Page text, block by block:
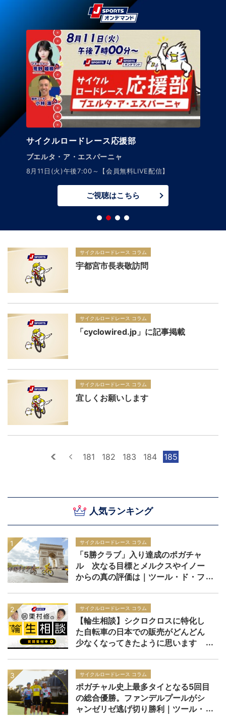
人気ランキング
サイクルロードレース コラム
「5勝クラブ」入り達成のポガチャ
ル 次なる目標とメルクスやイノー
からの真の評価は｜ツール・ド・フ
サイクルロードレース コラム
【輪生相談】シクロクロスに特化し
た自転車の日本での販売がどんどん
少なくなってきたように思います
サイクルロードレース コラム
ポガチャル史上最多タイとなる5回目
の総合優勝。ファンデルプールがシ
ャンゼリゼ逃げ切り勝利｜ツール・
サイクルロードレース応援部
ブエルタ・ア・エスパーニャ
8月11日(火)午後7:00～【会員無料LIVE配信】
ご視聴はこちら
サイクルロードレース コラム
宇都宮市長表敬訪問
サイクルロードレース コラム
「cyclowired.jp」に記事掲載
サイクルロードレース コラム
宜しくお願いします
最初へ前へ
181 182 183 184 185